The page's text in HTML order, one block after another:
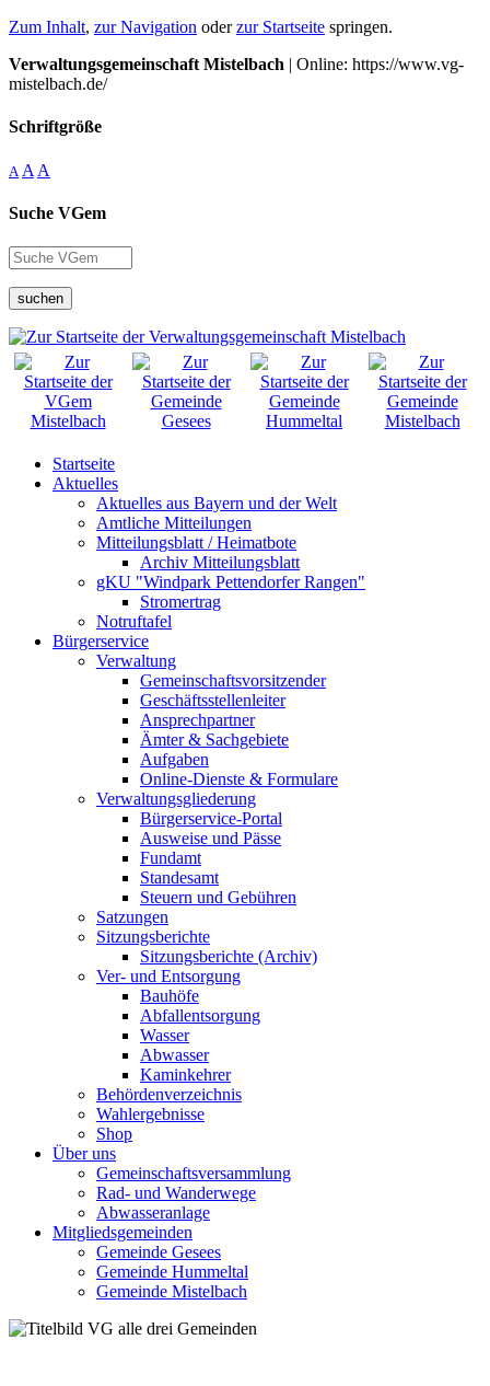
Zum Inhalt, zur Navigation oderzur Startseite springen.
Verwaltungsgemeinschaft Mistelbach | Online: https://www.vg-
mistelbach.de/
Schriftgröße
A A A
Suche VGem
suchen
Startseite
Aktuelles
Aktuelles aus Bayern und der Welt
Amtliche Mitteilungen
Mitteilungsblatt / Heimatbote
Archiv Mitteilungsblatt
gKU "Windpark Pettendorfer Rangen"
Stromertrag
Notruftafel
Bürgerservice
Verwaltung
Gemeinschaftsvorsitzender
Geschäftsstellenleiter
Ansprechpartner
Ämter & Sachgebiete
Aufgaben
Online-Dienste & Formulare
Verwaltungsgliederung
Bürgerservice-Portal
Ausweise und Pässe
Fundamt
Standesamt
Steuern und Gebühren
Satzungen
Sitzungsberichte
Sitzungsberichte (Archiv)
Ver- und Entsorgung
Bauhöfe
Abfallentsorgung
Wasser
Abwasser
Kaminkehrer
Behördenverzeichnis
Wahlergebnisse
Shop
Über uns
Gemeinschaftsversammlung
Rad- und Wanderwege
Abwasseranlage
Mitgliedsgemeinden
Gemeinde Gesees
Gemeinde Hummeltal
Gemeinde Mistelbach